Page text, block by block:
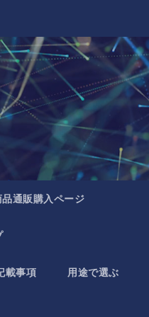
通販購入ページ
載事項 用途で選ぶ